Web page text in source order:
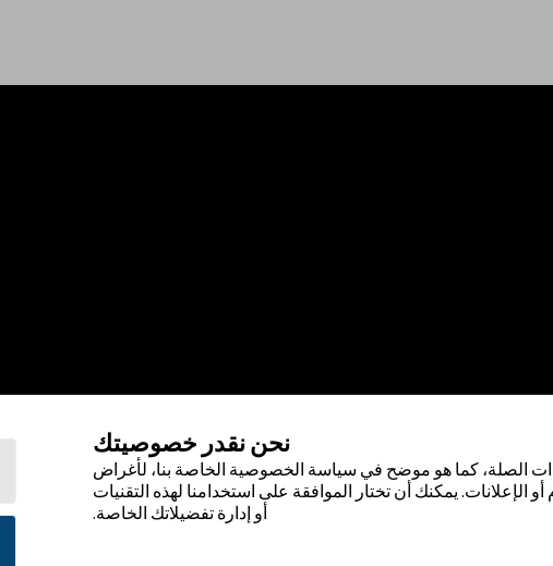
نحن نقدر خصوصيتك
الصلة، كما هو موضح في سياسة الخصوصية الخاصة بنا، لأغراض
يمكنك أن تختار الموافقة على استخدامنا لهذه التقنيات
أو إدارة تفضيلاتك الخاصة.